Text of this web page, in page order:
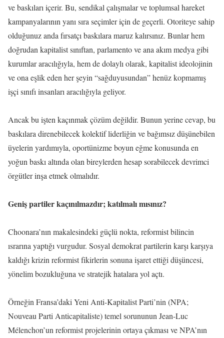
ve baskıları içerir. Bu, sendikal çalışmalar ve toplumsal hareket
kampanyalarının yanı sıra seçimler için de geçerli. Otoriteye sahip
olduğunuz anda fırsatçı baskılara maruz kalırsınız. Bunlar hem
doğrudan kapitalist sınıftan, parlamento ve ana akım medya gibi
kurumlar aracılığıyla, hem de dolaylı olarak, kapitalist ideolojinin
ve ona eşlik eden her şeyin “sağduyusundan” henüz kopmamış
işçi sınıfı insanları aracılığıyla geliyor.
Ancak bu işten kaçınmak çözüm değildir. Bunun yerine cevap, bu
baskılara direnebilecek kolektif liderliğin ve bağımsız düşünebilen
üyelerin yardımıyla, oportünizme boyun eğme konusunda en
yoğun baskı altında olan bireylerden hesap sorabilecek devrimci
örgütler inşa etmek olmalıdır.
Geniş partiler kaçınılmazdır; katılmalı mısınız?
Choonara’nın makalesindeki güçlü nokta, reformist bilincin
ısrarına yaptığı vurgudur. Sosyal demokrat partilerin karşı karşıya
kaldığı krizin reformist fikirlerin sonuna işaret ettiği düşüncesi,
yönelim bozukluğuna ve stratejik hatalara yol açtı.
Örneğin Fransa’daki Yeni Anti-Kapitalist Parti’nin (NPA;
Nouveau Parti Anticapitaliste) temel sorununun Jean-Luc
Mélenchon’un reformist projelerinin ortaya çıkması ve NPA’nın